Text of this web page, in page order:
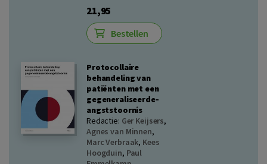
21,95
Bestellen
Protocollaire
behandeling van
patiënten met een
gegeneraliseerde-
angststoornis
Redactie: Ger Keijsers,
Agnes van Minnen,
Marc Verbraak, Kees
Hoogduin, Paul